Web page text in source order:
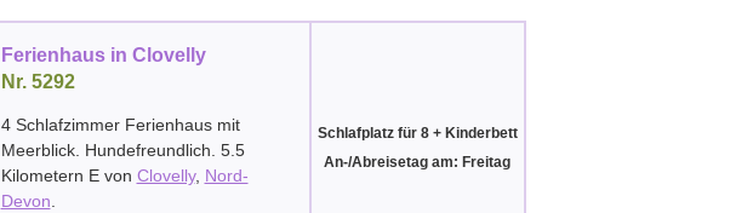
Ferienhaus in Clovelly
Nr. 5292
4 Schlafzimmer Ferienhaus mit
Meerblick. Hundefreundlich. 5.5
Kilometern E von Clovelly, Nord-
Devon.
Schlafplatz für 8 + Kinderbett
An-/Abreisetag am: Freitag